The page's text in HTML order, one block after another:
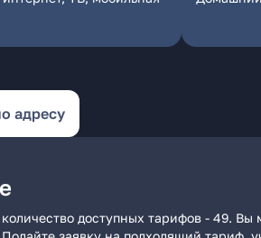
адресу
доступных тарифов - 49. Вы